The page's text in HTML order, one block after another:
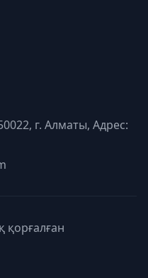
г. Алматы, Адрес:
қорғалған